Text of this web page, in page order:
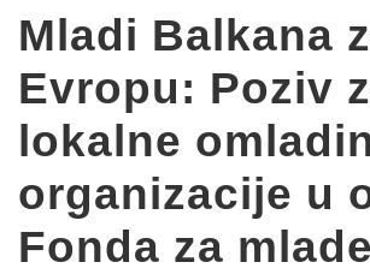
Mladi Balkana
Evropu: Poziv
lokalne
organizacije u
Fonda za